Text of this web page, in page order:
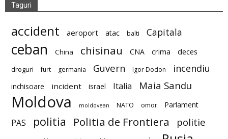
Taguri
accident aeroport atac balti Capitala
ceban China chisinau CNA crima deces
droguri furt germania Guvern Igor Dodon incendiu
inchisoare incident israel Italia Maia Sandu
Moldova moldovean NATO omor Parlament
PAS politia Politia de Frontiera politie